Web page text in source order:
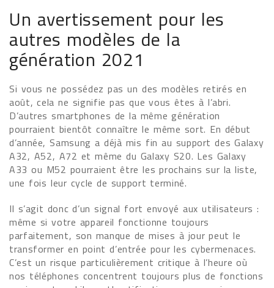
Un avertissement pour les
autres modèles de la
génération 2021
Si vous ne possédez pas un des modèles retirés en
août, cela ne signifie pas que vous êtes à l’abri.
D’autres smartphones de la même génération
pourraient bientôt connaître le même sort. En début
d’année, Samsung a déjà mis fin au support des Galaxy
A32, A52, A72 et même du Galaxy S20. Les Galaxy
A33 ou M52 pourraient être les prochains sur la liste,
une fois leur cycle de support terminé.
Il s’agit donc d’un signal fort envoyé aux utilisateurs :
même si votre appareil fonctionne toujours
parfaitement, son manque de mises à jour peut le
transformer en point d’entrée pour les cybermenaces.
C’est un risque particulièrement critique à l’heure où
nos téléphones concentrent toujours plus de fonctions